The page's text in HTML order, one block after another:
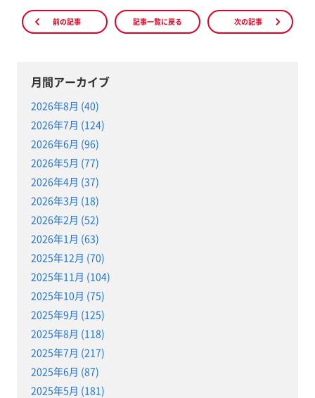
前の記事 記事一覧に戻る 次の記事
月間アーカイブ
2026年8月 (40)
2026年7月 (124)
2026年6月 (96)
2026年5月 (77)
2026年4月 (37)
2026年3月 (18)
2026年2月 (52)
2026年1月 (63)
2025年12月 (70)
2025年11月 (104)
2025年10月 (75)
2025年9月 (125)
2025年8月 (118)
2025年7月 (217)
2025年6月 (87)
2025年5月 (181)